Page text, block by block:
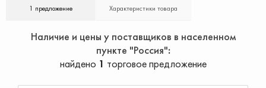
1 предложение Характеристики товара
Наличие и цены у поставщиков в населенном
пункте "Россия"
найдено 1 торговое предложение